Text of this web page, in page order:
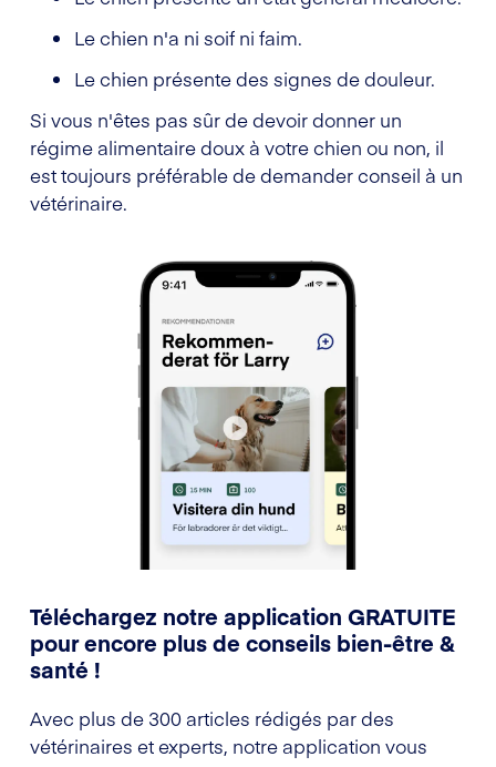
Le chien n'a ni soif ni faim.
Le chien présente des signes de douleur.
Si vous n'êtes pas sûr de devoir donner un
régime alimentaire doux à votre chien ou non, il
est toujours préférable de demander conseil à un
vétérinaire.
Téléchargez notre application GRATUITE
pour encore plus de conseils bien-être &
santé !
Avec plus de 300 articles rédigés par des
vétérinaires et experts, notre application vous